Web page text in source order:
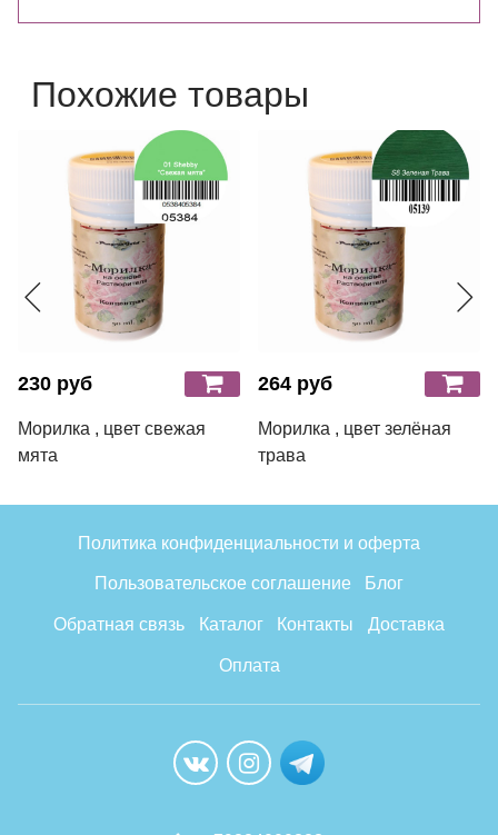
Похожие товары
230 руб
Морилка , цвет свежая
мята
264 руб
Морилка , цвет зелёная
трава
Политика конфиденциальности и оферта
Пользовательское соглашение Блог
Обратная связь Каталог Контакты Доставка
Оплата